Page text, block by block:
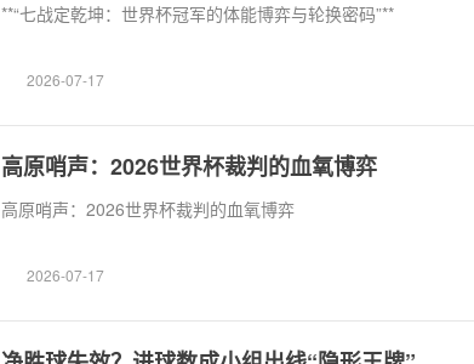
**“七战定乾坤：世界杯冠军的体能博弈与轮换密码”**
2026-07-17
高原哨声：2026世界杯裁判的血氧博弈
高原哨声：2026世界杯裁判的血氧博弈
2026-07-17